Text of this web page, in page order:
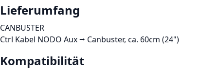
Lieferumfang
CANBUSTER
Ctrl Kabel NODO Aux ⭢ Canbuster, ca. 60cm (24")
Kompatibilität